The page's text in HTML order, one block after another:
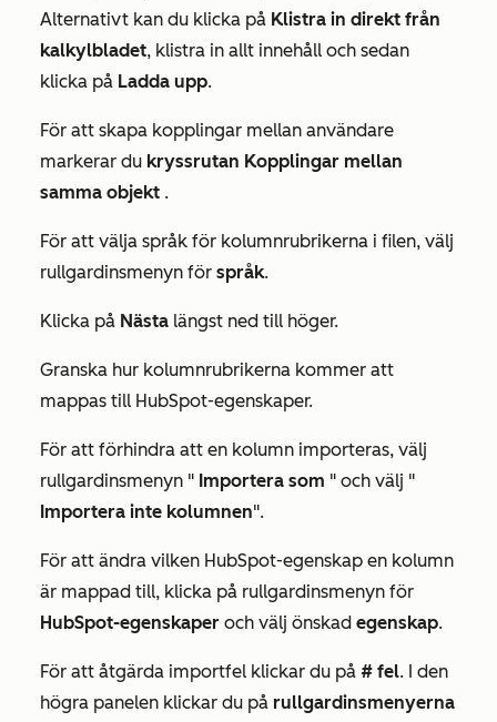
Alternativt kan du klicka på Klistra in direkt från
kalkylbladet, klistra in allt innehåll och sedan
klicka på Ladda upp.
För att skapa kopplingar mellan användare
markerar du kryssrutan Kopplingar mellan
samma objekt .
För att välja språk för kolumnrubrikerna i filen, välj
rullgardinsmenyn för språk.
Klicka på Nästa längst ned till höger.
Granska hur kolumnrubrikerna kommer att
mappas till HubSpot-egenskaper.
För att förhindra att en kolumn importeras, välj
rullgardinsmenyn " Importera som " och välj "
Importera inte kolumnen".
För att ändra vilken HubSpot-egenskap en kolumn
är mappad till, klicka på rullgardinsmenyn för
HubSpot-egenskaper och välj önskad egenskap.
För att åtgärda importfel klickar du på # fel. I den
högra panelen klickar du på rullgardinsmenyerna